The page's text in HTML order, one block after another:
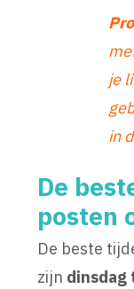
je
in
De
posten
De beste
zijn dinsdag